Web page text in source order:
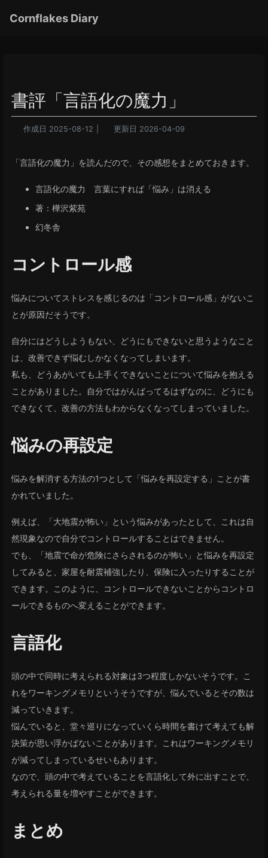
Cornflakes Diary
書評「言語化の魔力」
作成日 2025-08-12 更新日 2026-04-09
「言語化の魔力」を読んだので、その感想をまとめておきます。
言語化の魔力 言葉にすれば「悩み」は消える
著：樺沢紫苑
幻冬舎
コントロール感
悩みについてストレスを感じるのは「コントロール感」がないこ
とが原因だそうです。
自分にはどうしようもない、どうにもできないと思うようなこと
は、改善できず悩むしかなくなってしまいます。
私も、どうあがいても上手くできないことについて悩みを抱える
ことがありました。自分ではがんばってるはずなのに、どうにも
できなくて、改善の方法もわからなくなってしまっていました。
悩みの再設定
悩みを解消する方法の1つとして「悩みを再設定する」ことが書
かれていました。
例えば、「大地震が怖い」という悩みがあったとして、これは自
然現象なので自分でコントロールすることはできません。
でも、「地震で命が危険にさらされるのが怖い」と悩みを再設定
してみると、家屋を耐震補強したり、保険に入ったりすることが
できます。このように、コントロールできないことからコントロ
ールできるものへ変えることができます。
言語化
頭の中で同時に考えられる対象は3つ程度しかないそうです。こ
れをワーキングメモリというそうですが、悩んでいるとその数は
減っていきます。
悩んでいると、堂々巡りになっていくら時間を書けて考えても解
決策が思い浮かばないことがあります。これはワーキングメモリ
が減ってしまっているせいもあります。
なので、頭の中で考えていることを言語化して外に出すことで、
考えられる量を増やすことができます。
まとめ